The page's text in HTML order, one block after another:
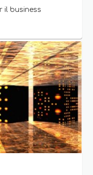
il business